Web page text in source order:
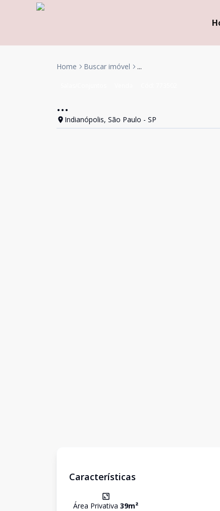
Home Buscar imóvel ...
...
Indianópolis, São Paulo - SP
Características
Área Privativa 39m²